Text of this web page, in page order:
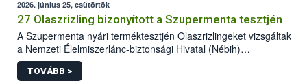
2026. június 25, csütörtök
27 Olaszrizling bizonyított a Szupermenta tesztjén
A Szupermenta nyári terméktesztjén Olaszrizlingeket vizsgáltak
a Nemzeti Élelmiszerlánc-biztonsági Hivatal (Nébih)
szakemberei. Összesen 27 bor került „nagyító alá”, melyek az
élelmiszerbiztonsági és -minőségi vizsgálatok, valamint a
TOVÁBB >